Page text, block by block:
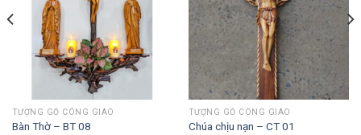
TƯỢNG GỖ CÔNG GIÁO
Bàn Thờ – BT 08
TƯỢNG GỖ CÔNG GIÁO
Chúa chịu nạn – CT 01